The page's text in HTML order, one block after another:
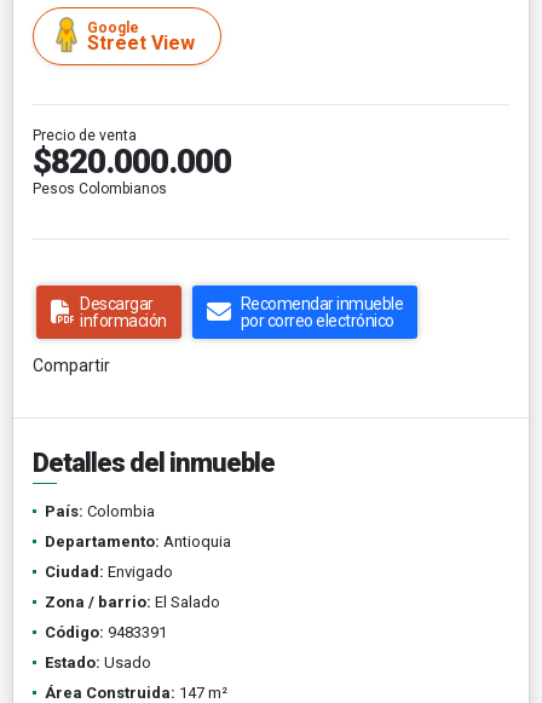
Google
Street View
Precio de venta
$820.000.000
Pesos Colombianos
Descargar
información
Recomendar inmueble
por correo electrónico
Compartir
Detalles del inmueble
País: Colombia
Departamento: Antioquia
Ciudad: Envigado
Zona / barrio: El Salado
Código: 9483391
Estado: Usado
Área Construida: 147 m²